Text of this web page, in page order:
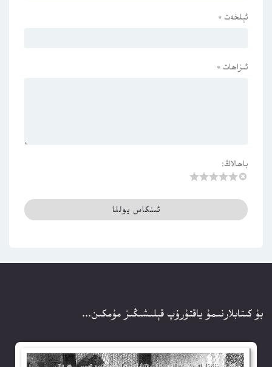
ئېلخەت *
ئىزاھات *
باھالاڭ:
بۇ كىتابلارنىمۇ ياقتۇرۇپ قېلىشىڭىز مۇمكىن...